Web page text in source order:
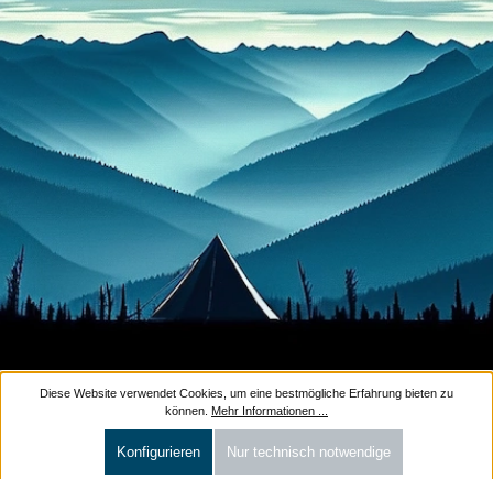
Diese Website verwendet Cookies, um eine bestmögliche Erfahrung bieten zu
können. Mehr Informationen ...
Nur technisch notwendige
Konfigurieren